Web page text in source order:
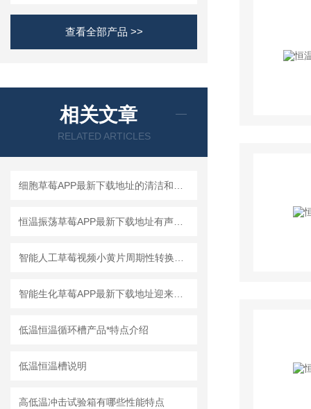
查看全部产品 >>
相关文章
RELATED ARTICLES
低温恒温循环槽产品*特点介绍
低温恒温槽说明
高低温冲击试验箱有哪些性能特点